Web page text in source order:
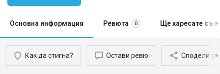
Основна информация Ревюта 0 Ще харесате
Как да стигна? Остави ревю Сподели с